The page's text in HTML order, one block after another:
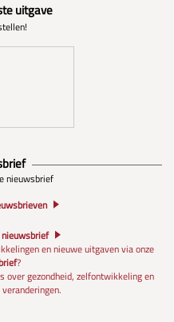
uitgave
nieuwsbrief
en nieuwe uitgaven via onze
?
over gezondheid, zelfontwikkeling en